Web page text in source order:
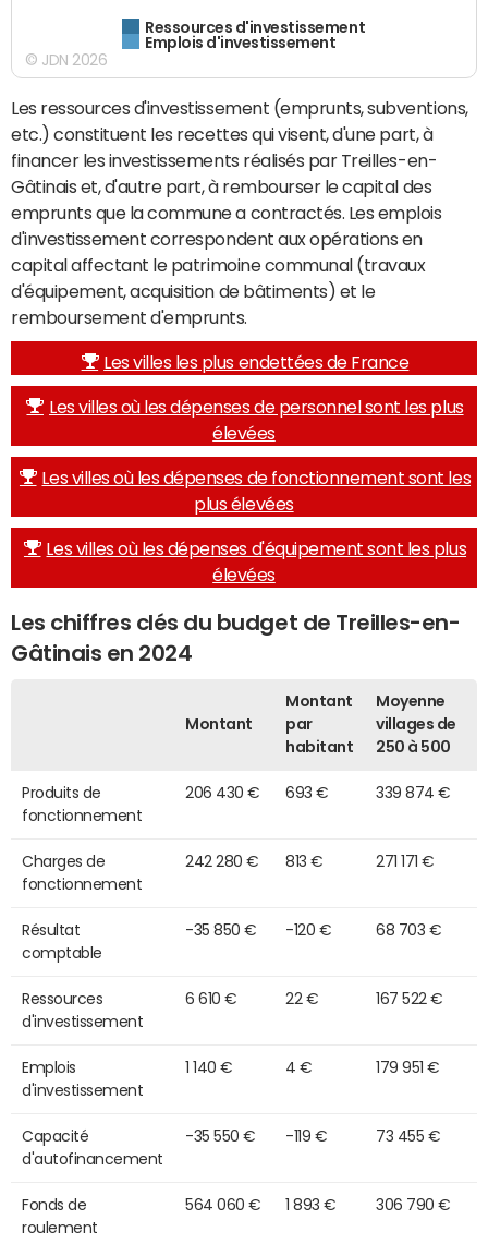
Ressources d'investissement
Emplois d'investissement
© JDN 2026
Les ressources d'investissement (emprunts, subventions,
etc.) constituent les recettes qui visent, d'une part, à
financer les investissements réalisés par Treilles-en-
Gâtinais et, d'autre part, à rembourser le capital des
emprunts que la commune a contractés. Les emplois
d'investissement correspondent aux opérations en
capital affectant le patrimoine communal (travaux
d'équipement, acquisition de bâtiments) et le
remboursement d'emprunts.
Les villes les plus endettées de France
Les villes où les dépenses de personnel sont les plus
élevées
Les villes où les dépenses de fonctionnement sont les
plus élevées
Les villes où les dépenses d'équipement sont les plus
élevées
Les chiffres clés du budget de Treilles-en-
Gâtinais en 2024
Montant
Montant
par
habitant
Moyenne
villages de
250 à 500
Produits de
fonctionnement
206 430 € 693 € 339 874 €
Charges de
fonctionnement
242 280 € 813 € 271 171 €
Résultat
comptable
-35 850 € -120 € 68 703 €
Ressources
d'investissement
6 610 € 22 € 167 522 €
Emplois
d'investissement
1 140 € 4 € 179 951 €
Capacité
d'autofinancement
-35 550 € -119 € 73 455 €
Fonds de
roulement
564 060 € 1 893 € 306 790 €